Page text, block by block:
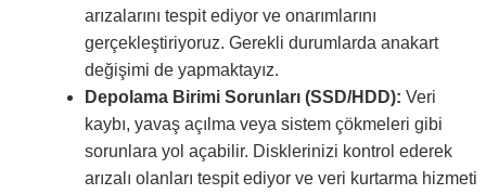
arızalarını tespit ediyor ve onarımlarını
gerçekleştiriyoruz. Gerekli durumlarda anakart
değişimi de yapmaktayız.
Depolama Birimi Sorunları (SSD/HDD): Veri
kaybı, yavaş açılma veya sistem çökmeleri gibi
sorunlara yol açabilir. Disklerinizi kontrol ederek
arızalı olanları tespit ediyor ve veri kurtarma hizmeti